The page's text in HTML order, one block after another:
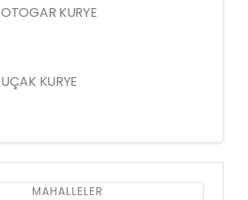
OTOGAR KURYE
UÇAK KURYE
MAHALLELER